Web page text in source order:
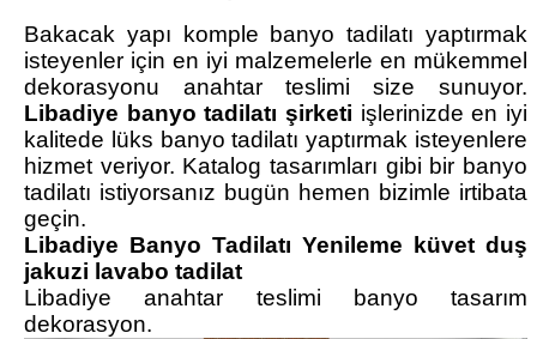
Bakacak yapı komple banyo tadilatı yaptırmak
isteyenler için en iyi malzemelerle en mükemmel
dekorasyonu anahtar teslimi size sunuyor.
Libadiye banyo tadilatı şirketi işlerinizde en iyi
kalitede lüks banyo tadilatı yaptırmak isteyenlere
hizmet veriyor. Katalog tasarımları gibi bir banyo
tadilatı istiyorsanız bugün hemen bizimle irtibata
geçin.
Libadiye Banyo Tadilatı Yenileme küvet duş
jakuzi lavabo tadilat
Libadiye anahtar teslimi banyo tasarım
dekorasyon.